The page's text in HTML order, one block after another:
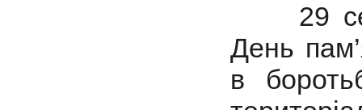
29
День
в